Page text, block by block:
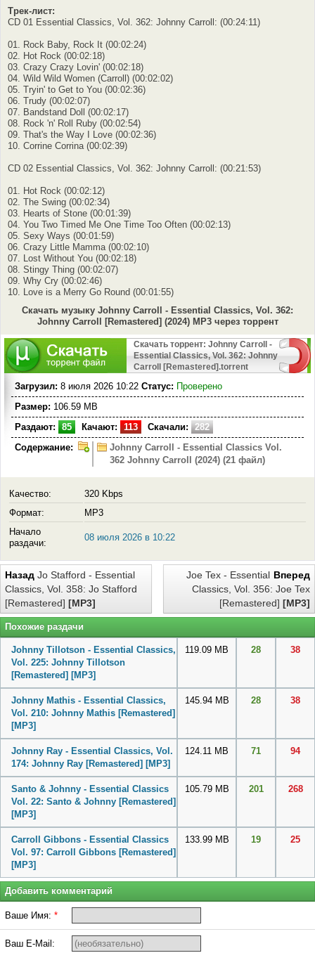
Трек-лист:
CD 01 Essential Classics, Vol. 362: Johnny Carroll: (00:24:11)
01. Rock Baby, Rock It (00:02:24)
02. Hot Rock (00:02:18)
03. Crazy Crazy Lovin' (00:02:18)
04. Wild Wild Women (Carroll) (00:02:02)
05. Tryin' to Get to You (00:02:36)
06. Trudy (00:02:07)
07. Bandstand Doll (00:02:17)
08. Rock 'n' Roll Ruby (00:02:54)
09. That's the Way I Love (00:02:36)
10. Corrine Corrina (00:02:39)
CD 02 Essential Classics, Vol. 362: Johnny Carroll: (00:21:53)
01. Hot Rock (00:02:12)
02. The Swing (00:02:34)
03. Hearts of Stone (00:01:39)
04. You Two Timed Me One Time Too Often (00:02:13)
05. Sexy Ways (00:01:59)
06. Crazy Little Mamma (00:02:10)
07. Lost Without You (00:02:18)
08. Stingy Thing (00:02:07)
09. Why Cry (00:02:46)
10. Love is a Merry Go Round (00:01:55)
Скачать музыку Johnny Carroll - Essential Classics, Vol. 362:
Johnny Carroll [Remastered] (2024) MP3 через торрент
Скачать торрент: Johnny Carroll -
Essential Classics, Vol. 362: Johnny
Carroll [Remastered].torrent
Загрузил: 8 июля 2026 10:22 Статус: Проверено
Размер: 106.59 MB
Раздают:
85 Качают: 113 Скачали:
282
Содержание:
Johnny Carroll - Essential Classics Vol.
362 Johnny Carroll (2024) (21 файл)
Качество:
320 Kbps
Формат:
MP3
Начало
раздачи:
08 июля 2026 в 10:22
Назад Jo Stafford - Essential
Classics, Vol. 358: Jo Stafford
[Remastered] [MP3]
Вперед
Joe Tex - Essential
Classics, Vol. 356: Joe Tex
[Remastered] [MP3]
Похожие раздачи
Johnny Tillotson - Essential Classics,
Vol. 225: Johnny Tillotson
[Remastered] [MP3]
119.09 MB 28 38
Johnny Mathis - Essential Classics,
Vol. 210: Johnny Mathis [Remastered]
[MP3]
145.94 MB 28 38
Johnny Ray - Essential Classics, Vol.
174: Johnny Ray [Remastered] [MP3]
124.11 MB 71 94
Santo & Johnny - Essential Classics
Vol. 22: Santo & Johnny [Remastered]
[MP3]
105.79 MB 201 268
Carroll Gibbons - Essential Classics
Vol. 97: Carroll Gibbons [Remastered]
[MP3]
133.99 MB 19 25
Добавить комментарий
Ваше Имя: *
Ваш E-Mail: